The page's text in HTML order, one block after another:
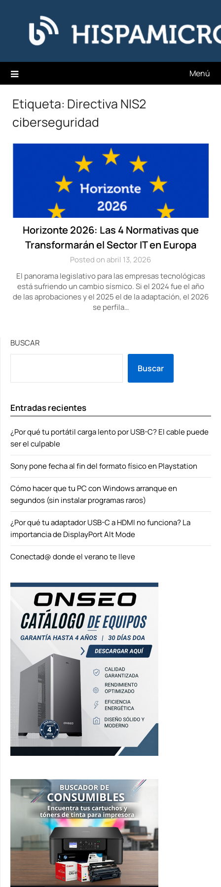
contenido
Hispamicro Blog
Menú
Etiqueta: Directiva NIS2
ciberseguridad
Horizonte 2026: Las 4 Normativas que
Transformarán el Sector IT en Europa
Posted on abril 13, 2026
El panorama legislativo para las empresas tecnológicas
está sufriendo un cambio sísmico. Si el 2024 fue el año
de las aprobaciones y el 2025 el de la adaptación, el 2026
se perfila…
BUSCAR
Buscar
Entradas recientes
¿Por qué tu portátil carga lento por USB-C? El cable puede
ser el culpable
Sony pone fecha al fin del formato físico en Playstation
Cómo hacer que tu PC con Windows arranque en
segundos (sin instalar programas raros)
¿Por qué tu adaptador USB-C a HDMI no funciona? La
importancia de DisplayPort Alt Mode
Conectad@ donde el verano te lleve